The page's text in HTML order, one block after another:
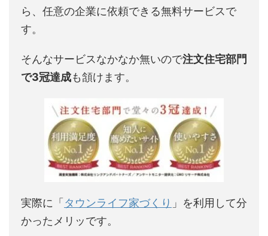
ら、任意の企業に依頼できる無料サービスで
す。
そんなサービスなかなか無いので注文住宅部門
で3冠達成も頷けます。
実際に「 タウンライフ家づくり 」を利用して分
かったメリッです。